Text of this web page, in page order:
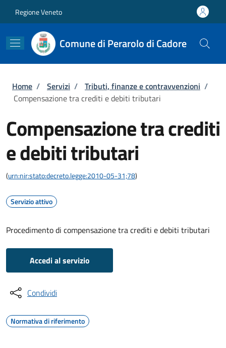
Regione Veneto
Comune di Perarolo di Cadore
Briciole di pane
Home / Servizi / Tributi, finanze e contravvenzioni /
Compensazione tra crediti e debiti tributari
Compensazione tra crediti
e debiti tributari
(urn:nir:stato:decreto.legge:2010-05-31;78)
Servizio attivo
Procedimento di compensazione tra crediti e debiti tributari
Accedi al servizio
Condividi
Normativa di riferimento